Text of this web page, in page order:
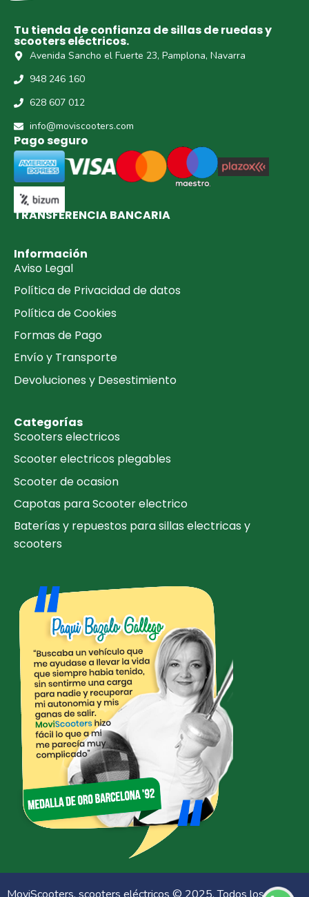
Tu tienda de confianza de sillas de ruedas y
scooters eléctricos.
Avenida Sancho el Fuerte 23, Pamplona, Navarra
948 246 160
628 607 012
info@moviscooters.com
Pago seguro
TRANSFERENCIA BANCARIA​
Información
Aviso Legal
Política de Privacidad de datos
Política de Cookies
Formas de Pago
Envío y Transporte
Devoluciones y Desestimiento
Categorías
Scooters electricos
Scooter electricos plegables
Scooter de ocasion
Capotas para Scooter electrico
Baterías y repuestos para sillas electricas y
scooters